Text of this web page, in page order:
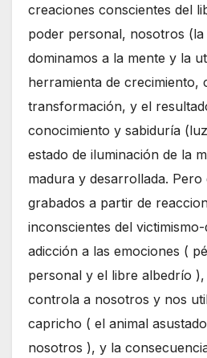
creaciones conscientes del
poder personal, nosotros (la
dominamos a la mente y la
herramienta de crecimiento,
transformación, y el
conocimiento y sabiduría
estado de iluminación de la
madura y desarrollada. Pero
grabados a partir de
inconscientes del
adicción a las emociones (
personal y el libre albedrío
controla a nosotros y nos
capricho ( el animal
nosotros ), y la